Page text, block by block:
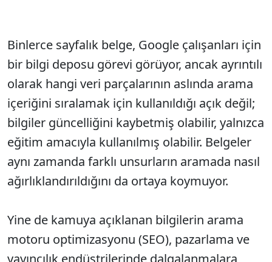
Binlerce sayfalık belge, Google çalışanları için
bir bilgi deposu görevi görüyor, ancak ayrıntılı
olarak hangi veri parçalarının aslında arama
içeriğini sıralamak için kullanıldığı açık değil;
bilgiler güncelliğini kaybetmiş olabilir, yalnızca
eğitim amacıyla kullanılmış olabilir. Belgeler
aynı zamanda farklı unsurların aramada nasıl
ağırlıklandırıldığını da ortaya koymuyor.
Yine de kamuya açıklanan bilgilerin arama
motoru optimizasyonu (SEO), pazarlama ve
yayıncılık endüstrilerinde dalgalanmalara